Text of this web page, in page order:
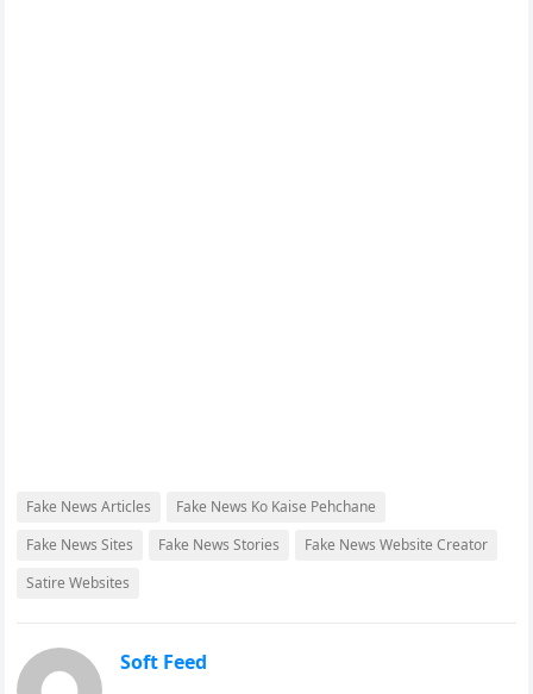
Fake News Articles
Fake News Ko Kaise Pehchane
Fake News Sites
Fake News Stories
Fake News Website Creator
Satire Websites
Soft Feed